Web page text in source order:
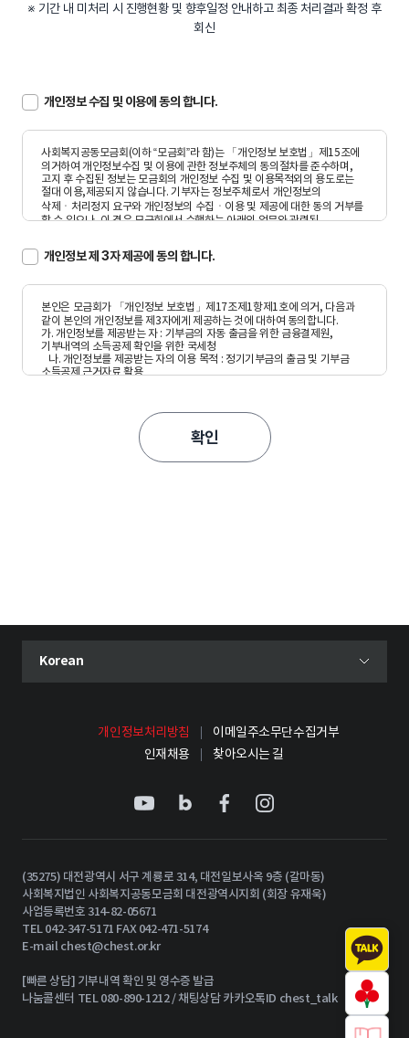
※ 기간 내 미처리 시 진행현황 및 향후일정 안내하고 최종 처리결과 확정 후
회신
개인정보 수집 및 이용에 동의 합니다.
개인정보 제 3자 제공에 동의 합니다.
확인
언어 선택 메뉴 열기
현재 선택된 언어
Korean
개인정보처리방침
이메일주소무단수집거부
인재채용
찾아오시는 길
(35275) 대전광역시 서구 계룡로 314, 대전일보사옥 9층 (갈마동)
사회복지법인 사회복지공동모금회 대전광역시지회 (회장 유재욱)
사업등록번호 314-82-05671
TEL 042-347-5171 FAX 042-471-5174
E-mailchest@chest.or.kr
[빠른 상담] 기부내역 확인 및 영수증 발급
나눔콜센터 TEL 080-890-1212 / 채팅상담 카카오톡ID chest_talk